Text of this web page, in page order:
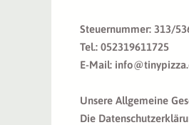
Steuernummer: 313/
Tel.: 052319611725
E-Mail:
Unsere Allgemeine
Die